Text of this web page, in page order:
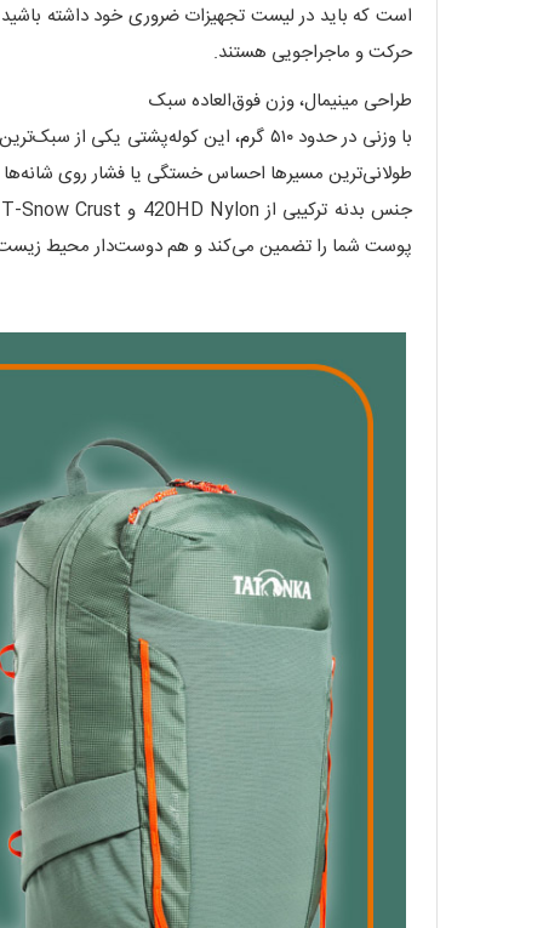
حرکت و ماجراجویی هستند.
طراحی مینیمال، وزن فوق‌العاده سبک
با وزنی در حدود ۵۱۰ گرم، این
طولانی‌ترین مسیرها احساس خستگی یا فشار روی
پوست شما را تضمین می‌کند و هم دوست‌دار محیط